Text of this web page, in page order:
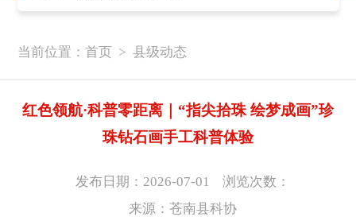
当前位置： 首页 > 县级动态
红色领航·科普零距离｜“指尖拾珠 绘梦成画”珍
珠钻石画手工科普体验
发布日期：2026-07-01
浏览次数：
来源：苍南县科协